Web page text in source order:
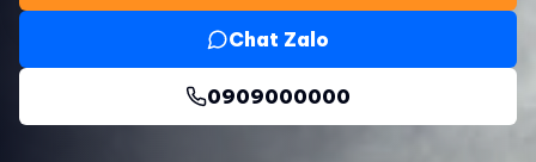
Chat Zalo
0909000000